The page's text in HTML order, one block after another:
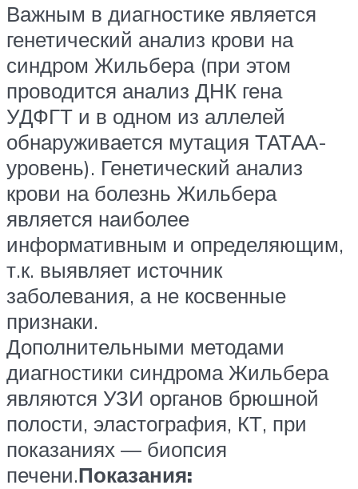
Важным в диагностике является
генетический анализ крови на
синдром Жильбера (при этом
проводится анализ ДНК гена
УДФГТ и в одном из аллелей
обнаруживается мутация ТАТАА-
уровень). Генетический анализ
крови на болезнь Жильбера
является наиболее
информативным и определяющим,
т.к. выявляет источник
заболевания, а не косвенные
признаки.
Дополнительными методами
диагностики синдрома Жильбера
являются УЗИ органов брюшной
полости, эластография, КТ, при
показаниях — биопсия
печени.Показания: